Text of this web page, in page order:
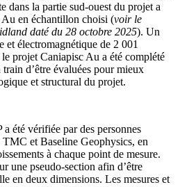
dans la partie sud-ouest du projet a
en échantillon choisi (voir le
daté du 28 octobre 2025). Un
et électromagnétique de 2 001
projet Caniapisc Au a été complété
d’être évaluées pour mieux
et structural du projet.
été vérifiée par des personnes
et Baseline Geophysics, en
à chaque point de mesure.
une pseudo-section afin d’être
en deux dimensions. Les mesures et